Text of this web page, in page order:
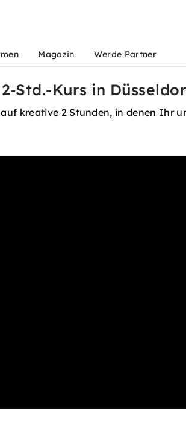
Magazin Werde Partner
Kurs in
kreative 2 Stunden, in denen Ihr